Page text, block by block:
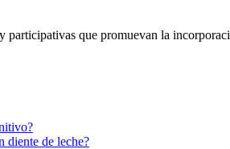
participativas que promuevan la
diente de leche?